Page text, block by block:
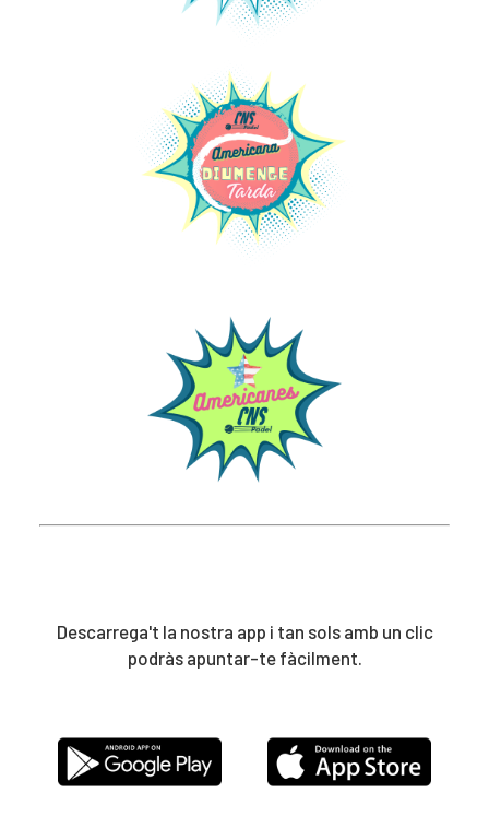
Descarrega't la nostra app i tan sols amb un clic
podràs apuntar-te fàcilment.